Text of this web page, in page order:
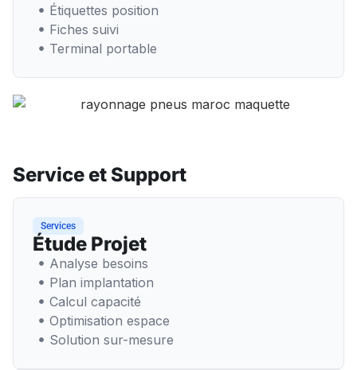
Étiquettes position
Fiches suivi
Terminal portable
Service et Support
Services
Étude Projet
Analyse besoins
Plan implantation
Calcul capacité
Optimisation espace
Solution sur-mesure